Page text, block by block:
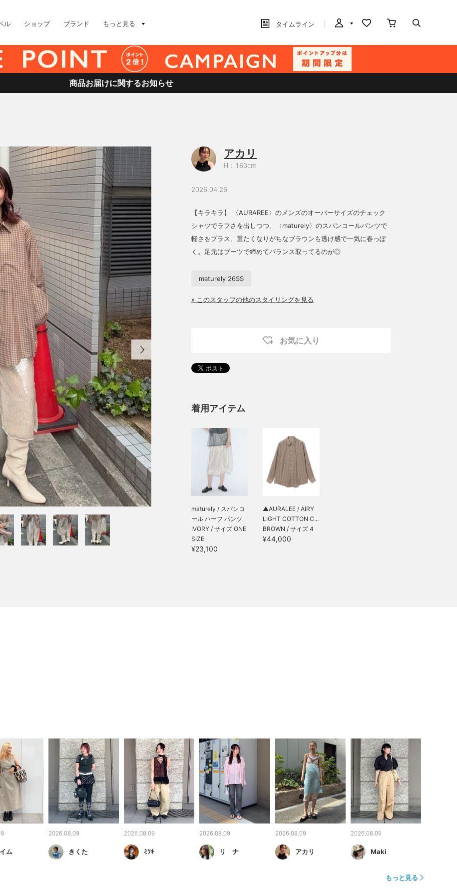
ル ショップ ブランド もっと見る タイムライン
商品お届けに関するお知らせ
アカリ
H：163cm
2026.04.26
【キラキラ】 〈AURAREE〉のメンズのオーバーサイズのチェック
シャツでラフさを出しつつ、〈maturely〉のスパンコールパンツで
軽さをプラス。重たくなりがちなブラウンも透け感で一気に春っぽ
く。足元はブーツで締めてバランス取ってるのが◎
maturely 26SS
» このスタッフの他のスタイリングを見る
お気に入り
着用アイテム
maturely / スパンコ
ール ハーフ パンツ
IVORY / サイズ ONE
SIZE
¥23,100
▲AURALEE / AIRY
LIGHT COTTON C...
BROWN / サイズ 4
¥44,000
ム
2026.08.09
きくた
2026.08.09
ﾐﾂｷ
2026.08.09
リ ナ
2026.08.09
アカリ
2026.08.09
Maki
もっと見る